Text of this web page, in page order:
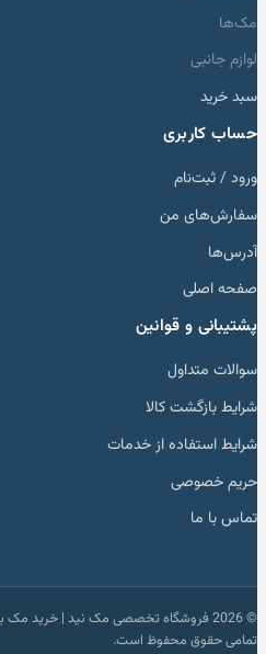
مک‌ها
لوازم جانبی
سبد خرید
حساب کاربری
ورود / ثبت‌نام
سفارش‌های من
آدرس‌ها
صفحه اصلی
پشتیبانی و قوانین
سوالات متداول
شرایط بازگشت کالا
شرایط استفاده از خدمات
حریم خصوصی
تماس با ما
© 2026 فروشگاه تخصصی مک نید | خرید
تمامی حقوق محفوظ است.